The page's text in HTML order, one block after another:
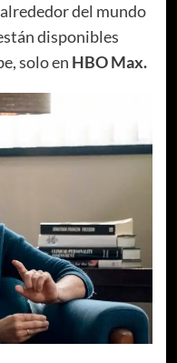
del mundo
disponibles
solo en HBO Max.